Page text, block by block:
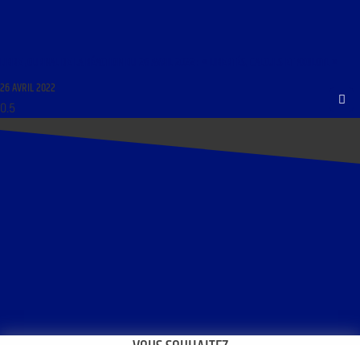
26 AVRIL 2022